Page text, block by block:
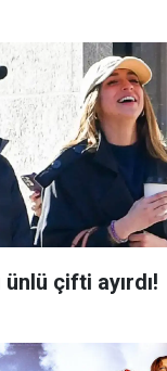
ünlü çifti ayırdı!